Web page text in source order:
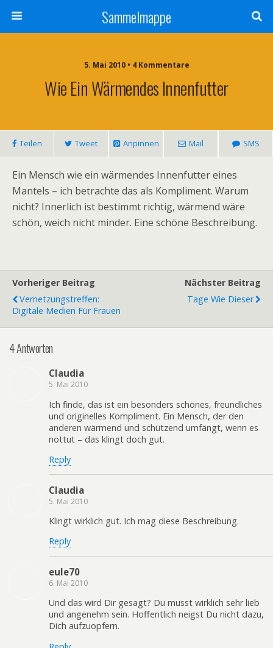
Sammelmappe
5. Mai 2010 • 4 Kommentare
Wie Ein Wärmendes Innenfutter
Teilen Tweet Anpinnen Mail SMS
Ein Mensch wie ein wärmendes Innenfutter eines
Mantels – ich betrachte das als Kompliment. Warum
nicht? Innerlich ist bestimmt richtig, wärmend wäre
schön, weich nicht minder. Eine schöne Beschreibung.
Vorheriger Beitrag
Vernetzungstreffen:
Digitale Medien Für Frauen
Nächster Beitrag
Tage Wie Dieser
4 Antworten
Claudia
5. Mai 2010
Ich finde, das ist ein besonders schönes, freundliches
und originelles Kompliment. Ein Mensch, der den
anderen wärmend und schützend umfängt, wenn es
nottut – das klingt doch gut.
Reply
Claudia
5. Mai 2010
Klingt wirklich gut. Ich mag diese Beschreibung.
Reply
eule70
6. Mai 2010
Und das wird Dir gesagt? Du musst wirklich sehr lieb
und angenehm sein. Hoffentlich neigst Du nicht dazu,
Dich aufzuopfern.